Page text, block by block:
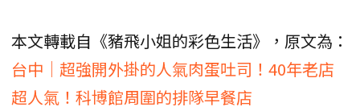
本文轉載自《豬飛小姐的彩色生活》，原文為：
台中｜超強開外掛的人氣肉蛋吐司！40年老店
超人氣！科博館周圍的排隊早餐店